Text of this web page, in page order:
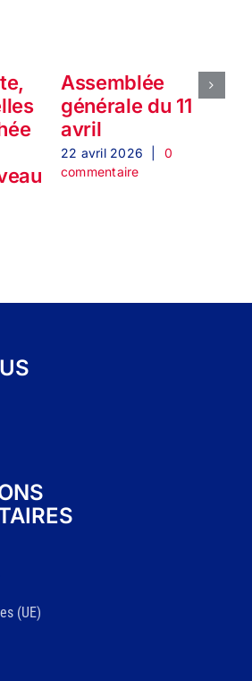
Assemblée
générale du 11
avril
22 avril 2026
0
commentaire
(UE)